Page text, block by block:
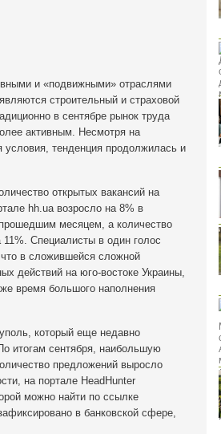
и «подвижными» отраслями
строительный и страховой
в сентябре рынок труда
активным. Несмотря на
условия, тенденция продолжилась и
открытых вакансий на
hh.ua возросло на 8% в
месяцем, а количество
Специалисты в один голос
в сложившейся сложной
действий на юго-востоке Украины,
время большого наполнения
который еще недавно
итогам сентября, наибольшую
предложений выросло
на портале HeadHunter
можно найти по ссылке
в банковской сфере,